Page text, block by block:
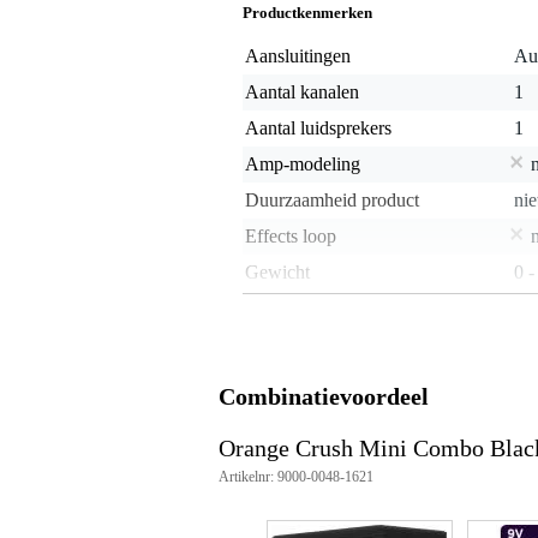
Productkenmerken
Aansluitingen
Aantal kanalen
1
Aantal luidsprekers
1
Amp-modeling
Duurzaamheid product
Effects loop
Gewicht
0
Power attenuator
Type versterker
Type versterkerbuis
Combinatievoordeel
Orange Crush Mini Combo
Artikelnr: 9000-0048-1621